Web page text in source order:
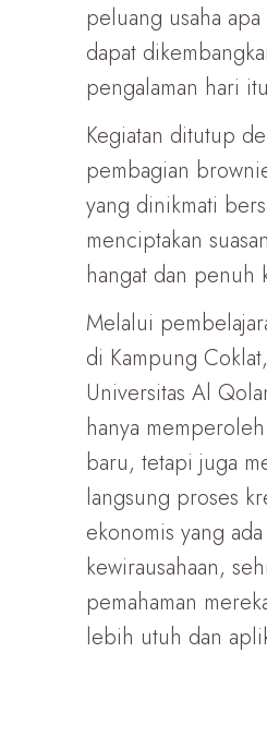
peluang usaha apa
dapat
pengalaman hari
Kegiatan ditutup
pembagian
yang dinikmati
menciptakan
hangat dan penuh
Melalui
di Kampung
Universitas Al
hanya
baru, tetapi juga
langsung proses
ekonomis yang
kewirausahaan,
pemahaman
lebih utuh dan